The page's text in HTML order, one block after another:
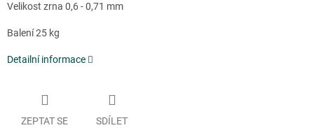
Velikost zrna 0,6 - 0,71 mm
Balení 25 kg
Detailní informace
ZEPTAT SE SDÍLET